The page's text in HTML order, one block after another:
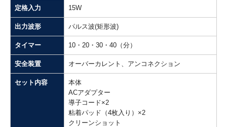
定格入力 15W
出力波形 パルス波(矩形波)
タイマー 10・20・30・40（分）
安全装置 オーバーカレント、アンコネクション
セット内容
本体
ACアダプター
導子コード×2
粘着パッド（4枚入り）×2
クリーンショット